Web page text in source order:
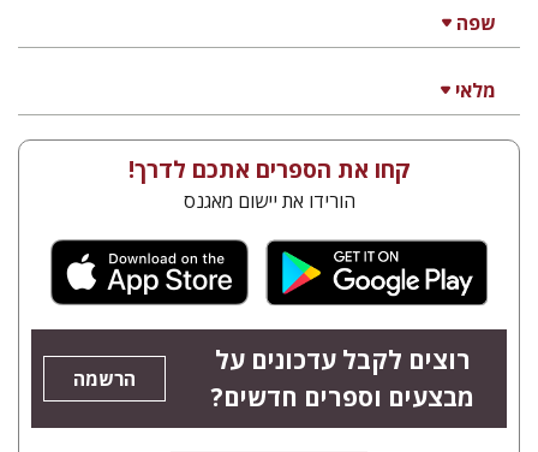
שפה
מלאי
קחו את הספרים אתכם לדרך!
הורידו את יישום מאגנס
רוצים לקבל עדכונים על
מבצעים וספרים חדשים?
הרשמה